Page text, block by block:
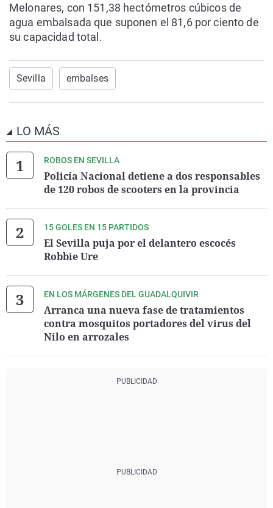
Melonares, con 151,38 hectómetros cúbicos de
agua embalsada que suponen el 81,6 por ciento de
su capacidad total.
Sevilla embalses
LO MÁS
ROBOS EN SEVILLA
Policía Nacional detiene a dos responsables
de 120 robos de scooters en la provincia
15 GOLES EN 15 PARTIDOS
El Sevilla puja por el delantero escocés
Robbie Ure
EN LOS MÁRGENES DEL GUADALQUIVIR
Arranca una nueva fase de tratamientos
contra mosquitos portadores del virus del
Nilo en arrozales